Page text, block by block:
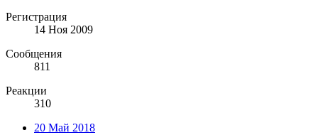
Регистрация
14 Ноя 2009
Сообщения
811
Реакции
310
20 Май 2018